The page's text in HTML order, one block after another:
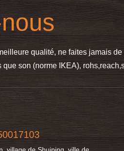
qualité, ne faites jamais
son (norme IKEA),